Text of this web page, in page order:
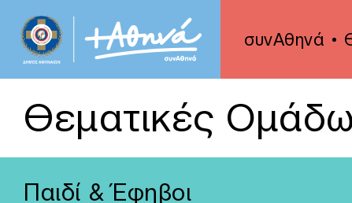
συνΑθηνά
Θεματικές
Παιδί & Έφηβοι